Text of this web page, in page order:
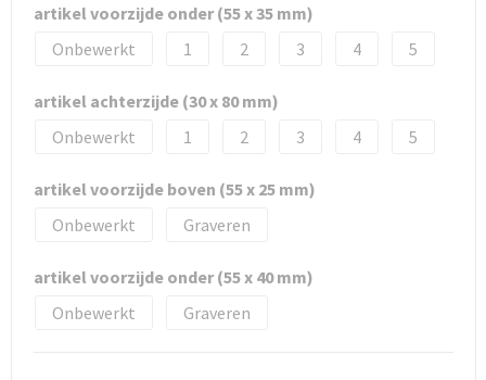
artikel voorzijde onder (55 x 35 mm)
Onbewerkt
1 2 3 4 5
artikel achterzijde (30 x 80 mm)
Onbewerkt
1 2 3 4 5
artikel voorzijde boven (55 x 25 mm)
Onbewerkt
Graveren
artikel voorzijde onder (55 x 40 mm)
Onbewerkt
Graveren